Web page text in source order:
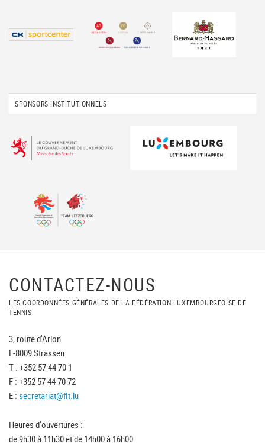
SPONSORS INSTITUTIONNELS
CONTACTEZ-NOUS
LES COORDONNÉES GÉNÉRALES DE LA FÉDÉRATION LUXEMBOURGEOISE DE
TENNIS
3, route d'Arlon
L-8009 Strassen
T : +352 57 44 70 1
F : +352 57 44 70 72
E : secretariat@flt.lu
Heures d'ouvertures :
de 9h30 à 11h30 et de 14h00 à 16h00